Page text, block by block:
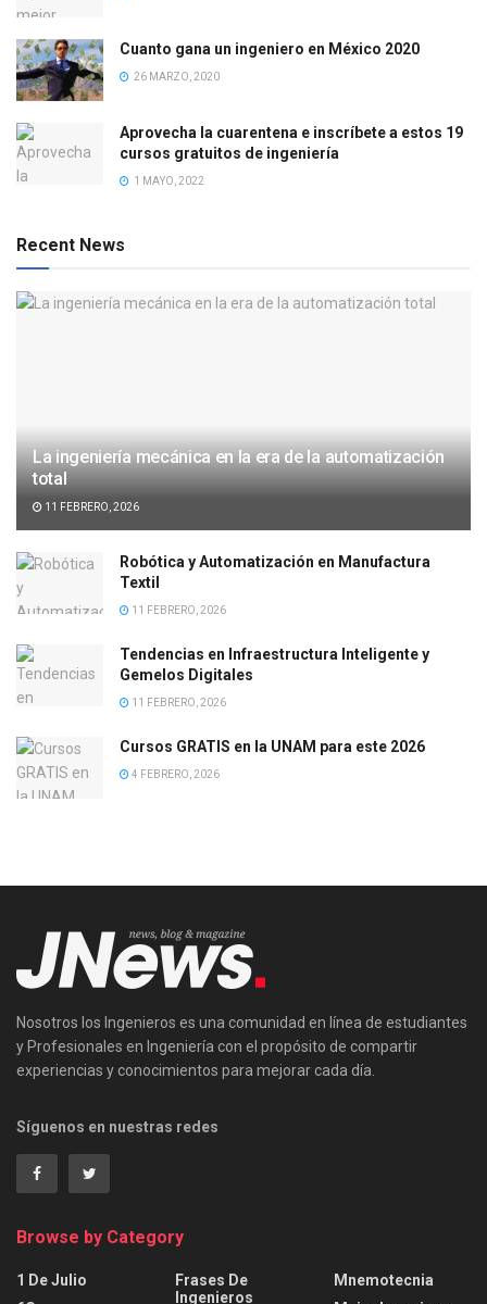
Cuanto gana un ingeniero en México 2020
26 MARZO, 2020
Aprovecha la cuarentena e inscríbete a estos 19
cursos gratuitos de ingeniería
1 MAYO, 2022
Recent News
La ingeniería mecánica en la era de la automatización
total
11 FEBRERO, 2026
Robótica y Automatización en Manufactura
Textil
11 FEBRERO, 2026
Tendencias en Infraestructura Inteligente y
Gemelos Digitales
11 FEBRERO, 2026
Cursos GRATIS en la UNAM para este 2026
4 FEBRERO, 2026
Nosotros los Ingenieros es una comunidad en línea de estudiantes
y Profesionales en Ingeniería con el propósito de compartir
experiencias y conocimientos para mejorar cada día.
Síguenos en nuestras redes
Browse by Category
1 De Julio
Frases De
Ingenieros
Mnemotecnia